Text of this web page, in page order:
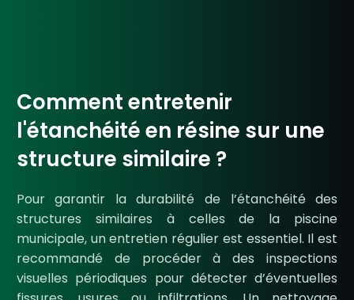
Comment entretenir
l'étanchéité en résine sur une
structure similaire ?
Pour garantir la durabilité de l’étanchéité des
structures similaires à celles de la piscine
municipale, un entretien régulier est essentiel. Il est
recommandé de procéder à des inspections
visuelles périodiques pour détecter d’éventuelles